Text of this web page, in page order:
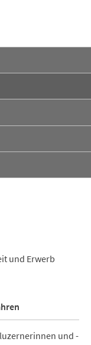
und Erwerb
und -